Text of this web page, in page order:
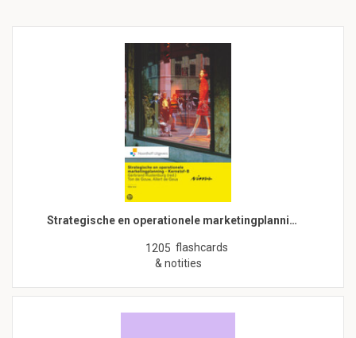
Strategische en operationele marketingplanni…
1205 flashcards
& notities